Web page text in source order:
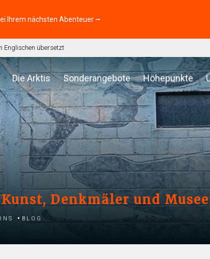
Ihrem nächsten Abenteuer ⭢
Englischen übersetzt
Die Arktis Sonderangebote Höhepunkte
Denkmäler und
Blog